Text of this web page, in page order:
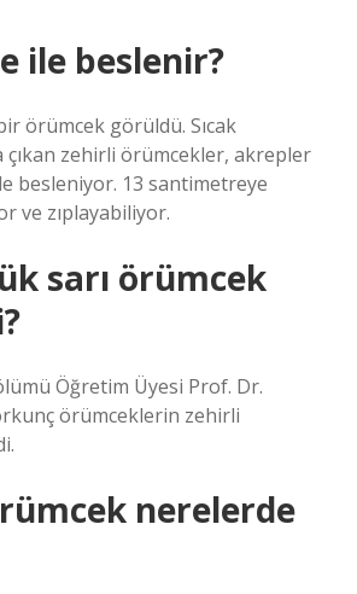
ile beslenir?
örümcek görüldü. Sıcak
çıkan zehirli örümcekler, akrepler
besleniyor. 13 santimetreye
ve zıplayabiliyor.
sarı örümcek
Öğretim Üyesi Prof. Dr.
örümceklerin zehirli
nerelerde